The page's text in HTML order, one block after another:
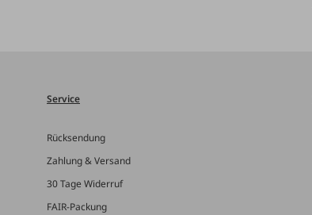
Service
Rücksendung
Zahlung & Versand
30 Tage Widerruf
FAIR-Packung